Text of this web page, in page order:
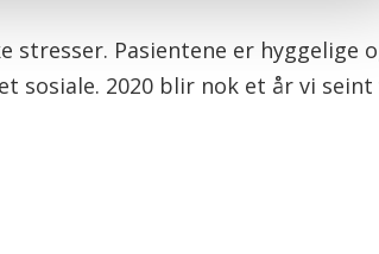
stresser. Pasientene er hyggelige
sosiale. 2020 blir nok et år vi seint